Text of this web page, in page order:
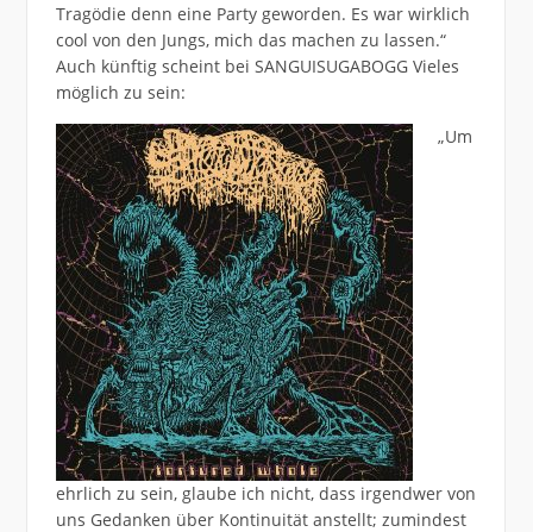
Tragödie denn eine Party geworden. Es war wirklich
cool von den Jungs, mich das machen zu lassen.“
Auch künftig scheint bei SANGUISUGABOGG Vieles
möglich zu sein:
„Um
ehrlich zu sein, glaube ich nicht, dass irgendwer von
uns Gedanken über Kontinuität anstellt; zumindest